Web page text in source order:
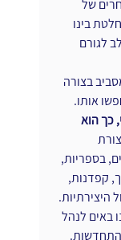
של
בינו
לגורם
בצורה
אותו.
כך הוא
בספריות,
קפדנות,
היצירתיות.
באים לנהל